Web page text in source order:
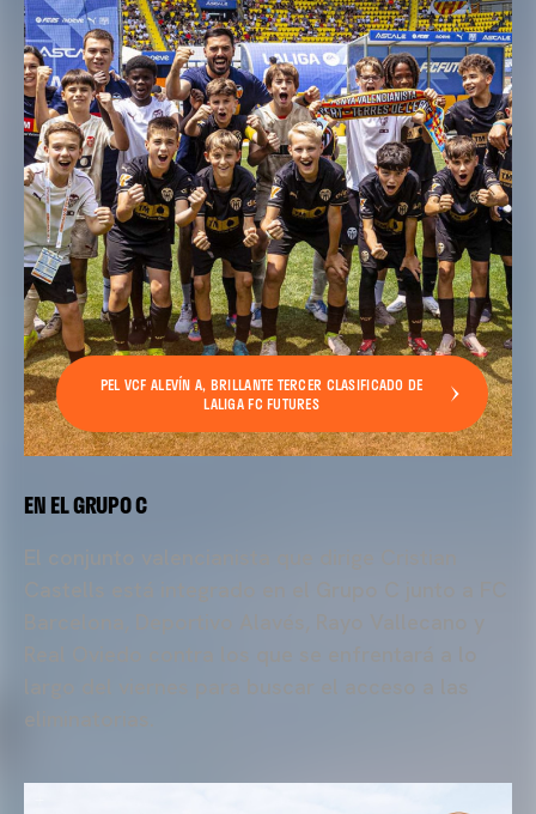
PEL VCF ALEVÍN A, BRILLANTE TERCER CLASIFICADO DE
LALIGA FC FUTURES
EN EL GRUPO C